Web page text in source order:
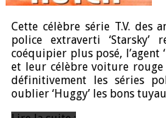
Cette célèbre série T.V. des
police extraverti
coéquipier plus posé, l’agent
et leur célèbre voiture
définitivement les séries
oublier ‘Huggy’ les bons